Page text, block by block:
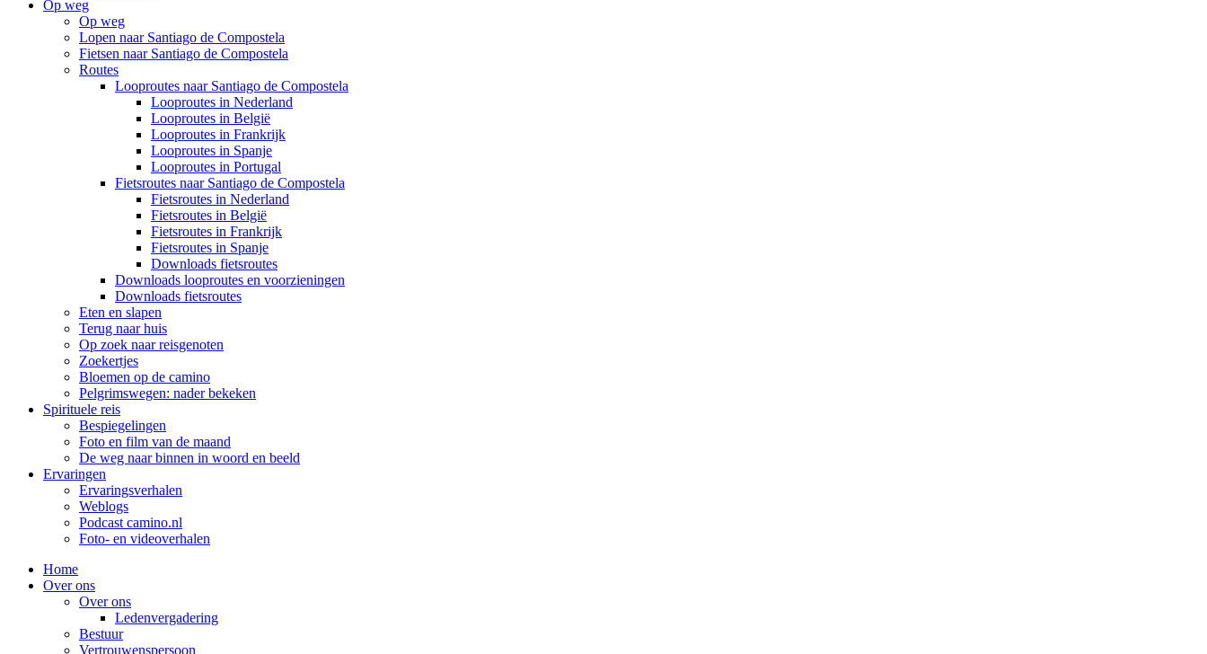
Op weg
Op weg
Lopen naar Santiago de Compostela
Fietsen naar Santiago de Compostela
Routes
Looproutes naar Santiago de Compostela
Looproutes in Nederland
Looproutes in België
Looproutes in Frankrijk
Looproutes in Spanje
Looproutes in Portugal
Fietsroutes naar Santiago de Compostela
Fietsroutes in Nederland
Fietsroutes in België
Fietsroutes in Frankrijk
Fietsroutes in Spanje
Downloads fietsroutes
Downloads looproutes en voorzieningen
Downloads fietsroutes
Eten en slapen
Terug naar huis
Op zoek naar reisgenoten
Zoekertjes
Bloemen op de camino
Pelgrimswegen: nader bekeken
Spirituele reis
Bespiegelingen
Foto en film van de maand
De weg naar binnen in woord en beeld
Ervaringen
Ervaringsverhalen
Weblogs
Podcast camino.nl
Foto- en videoverhalen
Home
Over ons
Over ons
Ledenvergadering
Bestuur
Vertrouwenspersoon